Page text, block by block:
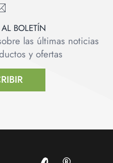
AL BOLETÍN
las últimas noticias
y ofertas